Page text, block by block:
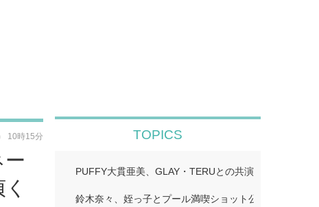
10時15分 TOPICS
PUFFY大貫亜美、GLAY・TERUとの共演ショット公開
鈴木奈々、姪っ子とプール満喫ショット公開「仲良し